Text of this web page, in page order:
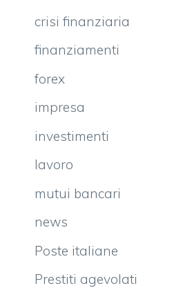
crisi finanziaria
finanziamenti
forex
impresa
investimenti
lavoro
mutui bancari
news
Poste italiane
Prestiti agevolati